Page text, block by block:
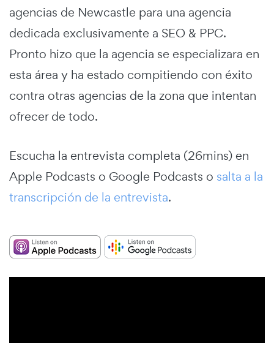
agencias de Newcastle para una agencia
dedicada exclusivamente a SEO & PPC.
Pronto hizo que la agencia se especializara en
esta área y ha estado compitiendo con éxito
contra otras agencias de la zona que intentan
ofrecer de todo.
Escucha la entrevista completa (26mins) en
Apple Podcasts o Google Podcasts o salta a la
transcripción de la entrevista.